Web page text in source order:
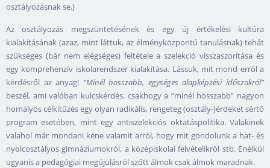
osztályozásnak se.)
Az osztályozás megszüntetésének és egy új értékelési kultúra
kialakításának (azaz, mint láttuk, az élményközpontú tanulásnak) tehát
szükséges (bár nem elégséges) feltétele a szelekció visszaszorítása és
egy komprehenzív iskolarendszer kialakítása. Lássuk, mit mond erről a
kérdésről az anyag! “Minél hosszabb, egységes alapképzési időszakról”
beszél, ami valóban kulcskérdés, csakhogy a “minél hosszabb” nagyon
homályos célkitűzés egy olyan radikális, rengeteg (osztály-)érdeket sértő
program esetében, mint egy antiszelekciós oktatáspolitika. Valakinek
valahol már mondani kéne valamit arról, hogy mit gondolunk a hat- és
nyolcosztályos gimnáziumokról, a középiskolai felvételikről stb. Enélkül
ugyanis a pedagógiai megújulásról szőtt álmok csak álmok maradnak.